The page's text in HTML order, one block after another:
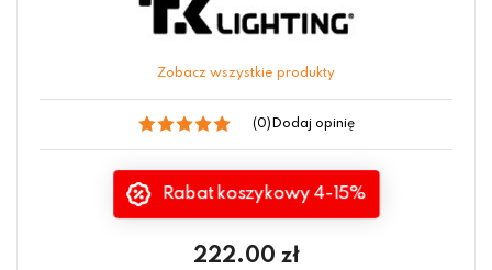
Zobacz wszystkie produkty
(0) Dodaj opinię
Rabat koszykowy 4-15%
222.00 zł